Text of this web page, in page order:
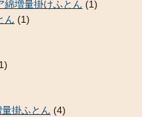
綿増量掛けふとん (1)
ん (1)
掛ふとん (4)